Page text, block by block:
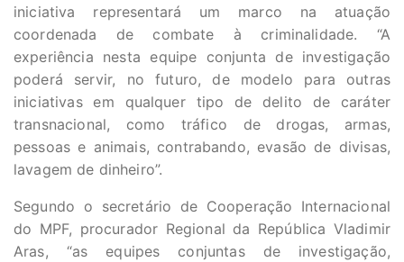
iniciativa representará um marco na atuação
coordenada de combate à criminalidade. “A
experiência nesta equipe conjunta de investigação
poderá servir, no futuro, de modelo para outras
iniciativas em qualquer tipo de delito de caráter
transnacional, como tráfico de drogas, armas,
pessoas e animais, contrabando, evasão de divisas,
lavagem de dinheiro”.
Segundo o secretário de Cooperação Internacional
do MPF, procurador Regional da República Vladimir
Aras, “as equipes conjuntas de investigação,